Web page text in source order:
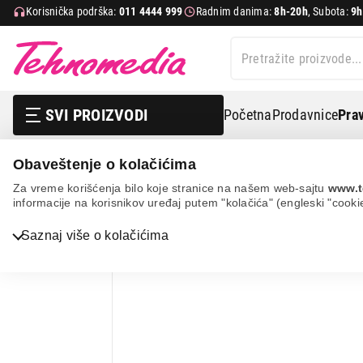
Obaveštenje o kolačićima
Za vreme korišćenja bilo koje stranice na našem web-sajtu
informacije na korisnikov uređaj putem "kolačića" (engleski
Saznaj više o kolačićima
Korisnička podrška: 011 4444 999 Radnim danima:8h-20h, Subota:
SVI PROIZVODI PočetnaProdavnice
Mali kućni aparati Aparati za tretiranje vazduha